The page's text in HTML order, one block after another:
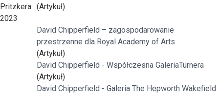
Pritzkera
2023
(Artykuł)
David Chipperfield – zagospodarowanie
przestrzenne dla Royal Academy of Arts
(Artykuł)
David Chipperfield - Współczesna GaleriaTurnera
(Artykuł)
David Chipperfield - Galeria The Hepworth Wakefield